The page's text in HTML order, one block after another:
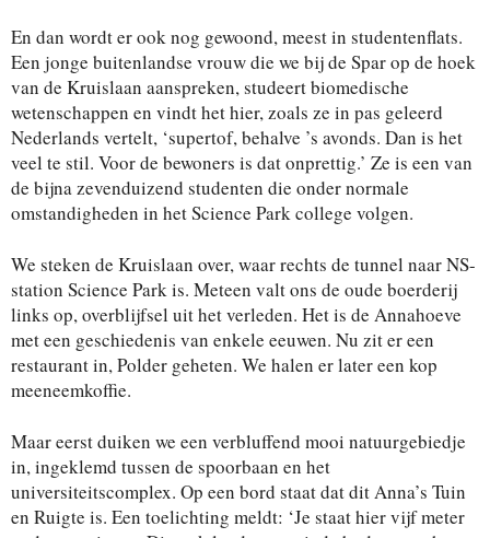
En dan wordt er ook nog gewoond, meest in studentenflats.
Een jonge buitenlandse vrouw die we bij de Spar op de hoek
van de Kruislaan aanspreken, studeert biomedische
wetenschappen en vindt het hier, zoals ze in pas geleerd
Nederlands vertelt, ‘supertof, behalve ’s avonds. Dan is het
veel te stil. Voor de bewoners is dat onprettig.’ Ze is een van
de bijna zevenduizend studenten die onder normale
omstandigheden in het Science Park college volgen.
We steken de Kruislaan over, waar rechts de tunnel naar NS-
station Science Park is. Meteen valt ons de oude boerderij
links op, overblijfsel uit het verleden. Het is de Annahoeve
met een geschiedenis van enkele eeuwen. Nu zit er een
restaurant in, Polder geheten. We halen er later een kop
meeneemkoffie.
Maar eerst duiken we een verbluffend mooi natuurgebiedje
in, ingeklemd tussen de spoorbaan en het
universiteitscomplex. Op een bord staat dat dit Anna’s Tuin
en Ruigte is. Een toelichting meldt: ‘Je staat hier vijf meter